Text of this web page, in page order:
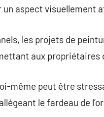
aspect visuellement
les projets de
aux propriétaires
même peut être
le fardeau de